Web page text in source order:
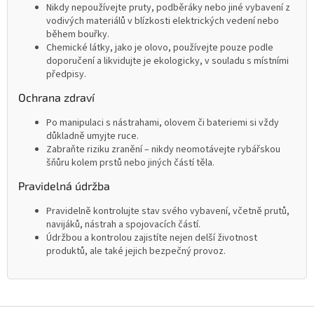
Nikdy nepoužívejte pruty, podběráky nebo jiné vybavení z
vodivých materiálů v blízkosti elektrických vedení nebo
během bouřky.
Chemické látky, jako je olovo, používejte pouze podle
doporučení a likvidujte je ekologicky, v souladu s místními
předpisy.
Ochrana zdraví
Po manipulaci s nástrahami, olovem či bateriemi si vždy
důkladně umyjte ruce.
Zabraňte riziku zranění – nikdy neomotávejte rybářskou
šňůru kolem prstů nebo jiných částí těla.
Pravidelná údržba
Pravidelně kontrolujte stav svého vybavení, včetně prutů,
navijáků, nástrah a spojovacích částí.
Údržbou a kontrolou zajistíte nejen delší životnost
produktů, ale také jejich bezpečný provoz.